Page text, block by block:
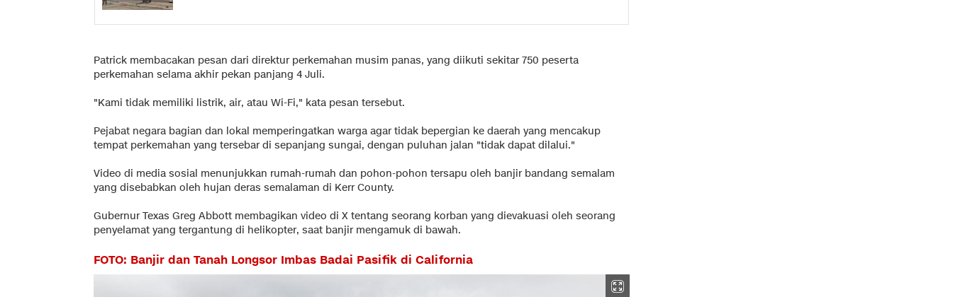
Patrick membacakan pesan dari direktur perkemahan musim panas, yang diikuti sekitar 750 peserta
perkemahan selama akhir pekan panjang 4 Juli.
"Kami tidak memiliki listrik, air, atau Wi-Fi," kata pesan tersebut.
Pejabat negara bagian dan lokal memperingatkan warga agar tidak bepergian ke daerah yang mencakup
tempat perkemahan yang tersebar di sepanjang sungai, dengan puluhan jalan "tidak dapat dilalui."
Video di media sosial menunjukkan rumah-rumah dan pohon-pohon tersapu oleh banjir bandang semalam
yang disebabkan oleh hujan deras semalaman di Kerr County.
Gubernur Texas Greg Abbott membagikan video di X tentang seorang korban yang dievakuasi oleh seorang
penyelamat yang tergantung di helikopter, saat banjir mengamuk di bawah.
FOTO: Banjir dan Tanah Longsor Imbas Badai Pasifik di California